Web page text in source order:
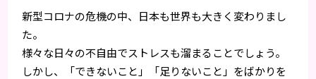
新型コロナの危機の中、日本も世界も大きく変わりまし
た。
様々な日々の不自由でストレスも溜まることでしょう。
しかし、「できないこと」「足りないこと」をばかりを